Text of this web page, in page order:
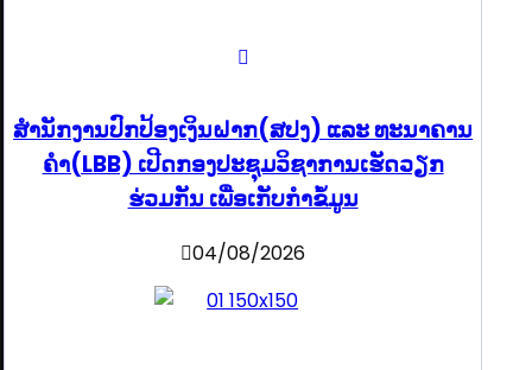
ສຳນັກງານປົກປ້ອງເງິນຝາກ(ສປງ) ແລະ ທະນາຄານ
ຄຳ(LBB) ເປີດກອງປະຊຸມວິຊາການເຮັດວຽກ
ຮ່ວມກັນ ເພື່ອເກັບກຳຂໍ້ມູນ
04/08/2026